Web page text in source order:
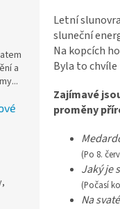
a
Letní
sluneční
Na kopcích
Byla to
Zajímavé
proměny
(Po 8.
Jaký je
(Počasí
Na